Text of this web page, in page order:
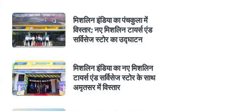
मिशलिन इंडिया का पंचकुला में
विस्तार; नए मिशलिन टायर्स एंड
सर्विसेज स्टोर का उद्घाटन
मिशलिन इंडिया का नए मिशलिन
टायर्स एंड सर्विसेज स्टोर के साथ
अमृतसर में विस्तार